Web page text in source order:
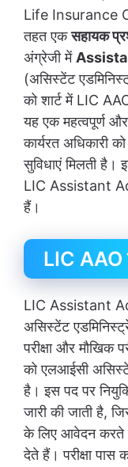
Life Insurance
तहत एकसहायक
अंग्रेजी में
(असिस्टेंट
को शार्ट में LIC
यह एक महत्वपूर्ण
कार्यरत अधिकारी
सुविधाएं मिलती
LIC Assistant
हैं।
LIC
LIC Assistant
असिस्टेंट
परीक्षा और मौखिक
को एलआईसी
है। इस पद पर
जारी की जाती है,
के लिए आवेदन करते हैं
देते हैं। परीक्षा पास